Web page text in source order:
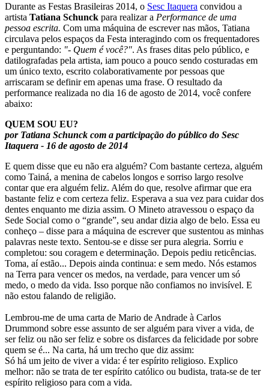
Durante as Festas Brasileiras 2014, o Sesc Itaquera convidou a
artista Tatiana Schunck para realizar a Performance de uma
pessoa escrita. Com uma máquina de escrever nas mãos, Tatiana
circulava pelos espaços da Festa interagindo com os frequentadores
e perguntando: "- Quem é você?". As frases ditas pelo público, e
datilografadas pela artista, iam pouco a pouco sendo costuradas em
um único texto, escrito colaborativamente por pessoas que
arriscaram se definir em apenas uma frase. O resultado da
performance realizada no dia 16 de agosto de 2014, você confere
abaixo:
QUEM SOU EU?
por Tatiana Schunck com a participação do público do Sesc
Itaquera - 16 de agosto de 2014
E quem disse que eu não era alguém? Com bastante certeza, alguém
como Tainá, a menina de cabelos longos e sorriso largo resolve
contar que era alguém feliz. Além do que, resolve afirmar que era
bastante feliz e com certeza feliz. Esperava a sua vez para cuidar dos
dentes enquanto me dizia assim. O Mineto atravessou o espaço da
Sede Social como o “grande”, seu andar dizia algo de belo. Essa eu
conheço – disse para a máquina de escrever que sustentou as minhas
palavras neste texto. Sentou-se e disse ser pura alegria. Sorriu e
completou: sou coragem e determinação. Depois pediu reticências.
Toma, aí estão... Depois ainda continua: e sem medo. Nós estamos
na Terra para vencer os medos, na verdade, para vencer um só
medo, o medo da vida. Isso porque não confiamos no invisível. E
não estou falando de religião.
Lembrou-me de uma carta de Mario de Andrade à Carlos
Drummond sobre esse assunto de ser alguém para viver a vida, de
ser feliz ou não ser feliz e sobre os disfarces da felicidade por sobre
quem se é... Na carta, há um trecho que diz assim:
Só há um jeito de viver a vida: é ter espírito religioso. Explico
melhor: não se trata de ter espírito católico ou budista, trata-se de ter
espírito religioso para com a vida.